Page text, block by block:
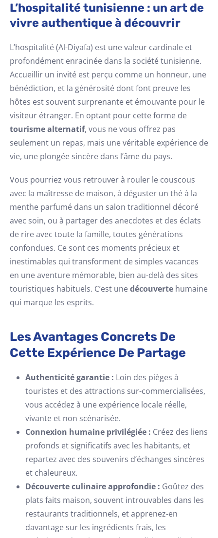
L’hospitalité tunisienne : un art de
vivre authentique à découvrir
L’hospitalité (Al-Diyafa) est une valeur cardinale et
profondément enracinée dans la société tunisienne.
Accueillir un invité est perçu comme un honneur, une
bénédiction, et la générosité dont font preuve les
hôtes est souvent surprenante et émouvante pour le
visiteur étranger. En optant pour cette forme de
tourisme alternatif, vous ne vous offrez pas
seulement un repas, mais une véritable expérience de
vie, une plongée sincère dans l’âme du pays.
Vous pourriez vous retrouver à rouler le couscous
avec la maîtresse de maison, à déguster un thé à la
menthe parfumé dans un salon traditionnel décoré
avec soin, ou à partager des anecdotes et des éclats
de rire avec toute la famille, toutes générations
confondues. Ce sont ces moments précieux et
inestimables qui transforment de simples vacances
en une aventure mémorable, bien au-delà des sites
touristiques habituels. C’est unedécouvertehumaine
qui marque les esprits.
Les Avantages Concrets De
Cette Expérience De Partage
Authenticité garantie : Loin des pièges à
touristes et des attractions sur-commercialisées,
vous accédez à une expérience locale réelle,
vivante et non scénarisée.
Connexion humaine privilégiée : Créez des liens
profonds et significatifs avec les habitants, et
repartez avec des souvenirs d’échanges sincères
et chaleureux.
Découverte culinaire approfondie : Goûtez des
plats faits maison, souvent introuvables dans les
restaurants traditionnels, et apprenez-en
davantage sur les ingrédients frais, les